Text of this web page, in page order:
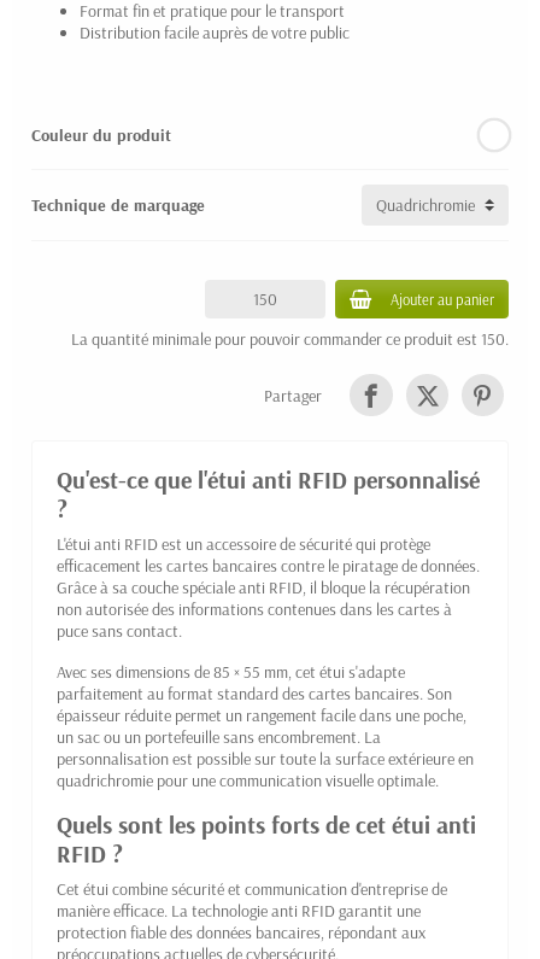
Format fin et pratique pour le transport
Distribution facile auprès de votre public
Couleur du produit
Technique de marquage
Ajouter au panier
La quantité minimale pour pouvoir commander ce produit est 150.
Partager
Qu'est-ce que l'étui anti RFID personnalisé
?
L'étui anti RFID est un accessoire de sécurité qui protège
efficacement les cartes bancaires contre le piratage de données.
Grâce à sa couche spéciale anti RFID, il bloque la récupération
non autorisée des informations contenues dans les cartes à
puce sans contact.
Avec ses dimensions de 85 × 55 mm, cet étui s'adapte
parfaitement au format standard des cartes bancaires. Son
épaisseur réduite permet un rangement facile dans une poche,
un sac ou un portefeuille sans encombrement. La
personnalisation est possible sur toute la surface extérieure en
quadrichromie pour une communication visuelle optimale.
Quels sont les points forts de cet étui anti
RFID ?
Cet étui combine sécurité et communication d'entreprise de
manière efficace. La technologie anti RFID garantit une
protection fiable des données bancaires, répondant aux
préoccupations actuelles de cybersécurité.